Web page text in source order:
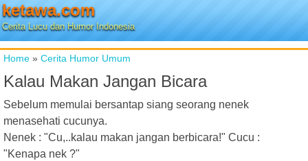
ketawa.com
Cerita Lucu dan Humor Indonesia
Home » Cerita Humor Umum
Kalau Makan Jangan Bicara
Sebelum memulai bersantap siang seorang nenek
menasehati cucunya.
Nenek : "Cu,..kalau makan jangan berbicara!" Cucu :
"Kenapa nek ?"